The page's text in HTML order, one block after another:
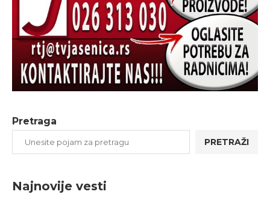
Pretraga
PRETRAŽI
Najnovije vesti